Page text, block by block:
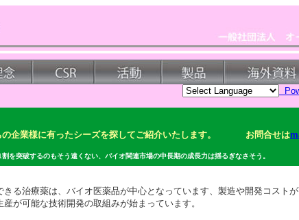
の企業様に有ったシーズを探してご紹介いたします。 お問合せは
を突破するのもそう遠くない、バイオ関連市場の中長期の成長力は揺るぎなさそう。
る治療薬は、バイオ医薬品が中心となっています、製造や開発コスト
が可能な技術開発の取組みが始まっています。